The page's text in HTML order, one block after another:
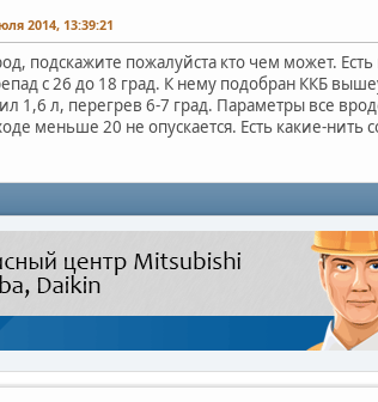
2014, 13:39:21
подскажите пожалуйста кто чем может.
с 26 до 18 град. К нему подобран ККБ
1,6 л, перегрев 6-7 град. Параметры все
меньше 20 не опускается. Есть какие-нить